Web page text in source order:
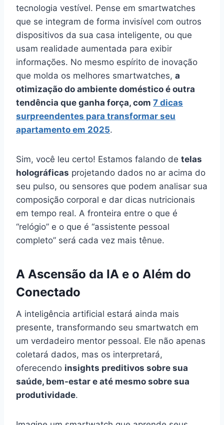
tecnologia vestível. Pense em smartwatches
que se integram de forma invisível com outros
dispositivos da sua casa inteligente, ou que
usam realidade aumentada para exibir
informações. No mesmo espírito de inovação
que molda os melhores smartwatches, a
otimização do ambiente doméstico é outra
tendência que ganha força, com 7 dicas
surpreendentes para transformar seu
apartamento em 2025.
Sim, você leu certo! Estamos falando de telas
holográficas projetando dados no ar acima do
seu pulso, ou sensores que podem analisar sua
composição corporal e dar dicas nutricionais
em tempo real. A fronteira entre o que é
“relógio” e o que é “assistente pessoal
completo” será cada vez mais tênue.
A Ascensão da IA e o Além do
Conectado
A inteligência artificial estará ainda mais
presente, transformando seu smartwatch em
um verdadeiro mentor pessoal. Ele não apenas
coletará dados, mas os interpretará,
oferecendo insights preditivos sobre sua
saúde, bem-estar e até mesmo sobre sua
produtividade.